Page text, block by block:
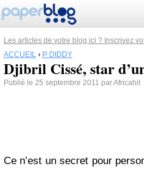
Les articles de votre blog ici ? Inscrivez
ACCUEIL › P DIDDY
Djibril Cissé, star
Publié le 25 septembre 2011 par Africahit
Ce n’est un secret pour